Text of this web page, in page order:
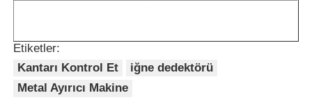
Paketleme İşleme Hizmetleri
Etiketler:
Kantarı Kontrol Et
iğne dedektörü
Metal Ayırıcı Makine